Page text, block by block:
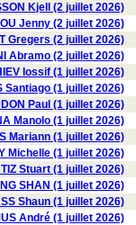
Kjell (2 juillet 2026)
Jenny (2 juillet 2026)
Gregers (2 juillet 2026)
Abramo (2 juillet 2026)
Iossif (1 juillet 2026)
Santiago (1 juillet 2026)
Paul (1 juillet 2026)
Manolo (1 juillet 2026)
Mariann (1 juillet 2026)
Michelle (1 juillet 2026)
Stuart (1 juillet 2026)
SHAN (1 juillet 2026)
Shaun (1 juillet 2026)
André (1 juillet 2026)